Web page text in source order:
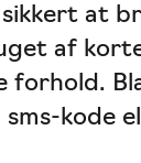
at
af
forhold.
kode